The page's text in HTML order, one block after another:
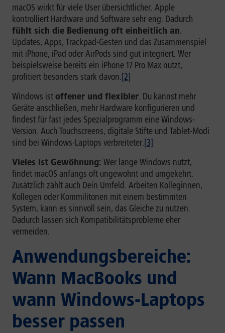
macOS wirkt für viele User übersichtlicher. Apple
kontrolliert Hardware und Software sehr eng. Dadurch
fühlt sich die Bedienung oft einheitlich an.
Updates, Apps, Trackpad-Gesten und das Zusammenspiel
mit iPhone, iPad oder AirPods sind gut integriert. Wer
beispielsweise bereits ein iPhone 17 Pro Max nutzt,
profitiert besonders stark davon.[2]
Windows istoffener und flexibler. Du kannst mehr
Geräte anschließen, mehr Hardware konfigurieren und
findest für fast jedes Spezialprogramm eine Windows-
Version. Auch Touchscreens, digitale Stifte und Tablet-Modi
sind bei Windows-Laptops verbreiteter.[3]
Vieles ist Gewöhnung: Wer lange Windows nutzt,
findet macOS anfangs oft ungewohnt und umgekehrt.
Zusätzlich zählt auch Dein Umfeld. Arbeiten Kolleginnen,
Kollegen oder Kommilitonen mit einem bestimmten
System, kann es sinnvoll sein, das Gleiche zu nutzen.
Dadurch lassen sich Kompatibilitätsprobleme eher
vermeiden.
Anwendungsbereiche:
Wann MacBooks und
wann Windows-Laptops
besser passen